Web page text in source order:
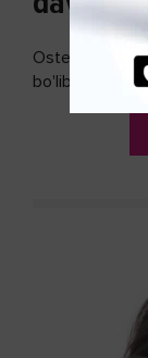
Osteoartroz -
bo'lib, so'ngi